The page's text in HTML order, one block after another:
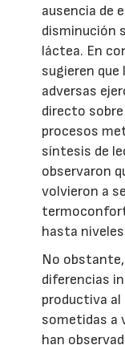
ausencia de
disminución
láctea. En
sugieren
adversas
directo
procesos
síntesis de
observaron
volvieron a
hasta
No
diferencias
productiva
sometidas a
han